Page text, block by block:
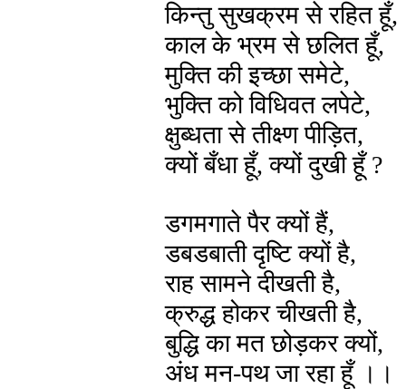
किन्तु सुखक्रम से रहित हूँ,
काल के भ्रम से छलित हूँ,
मुक्ति की इच्छा समेटे,
भुक्ति को विधिवत लपेटे,
क्षुब्धता से तीक्ष्ण पीड़ित,
क्यों बँधा हूँ, क्यों दुखी हूँ ?
डगमगाते पैर क्यों हैं,
डबडबाती दृष्टि क्यों है,
राह सामने दीखती है,
क्रुद्ध होकर चीखती है,
बुद्धि का मत छोड़कर क्यों,
अंध मन-पथ जा रहा हूँ ।।